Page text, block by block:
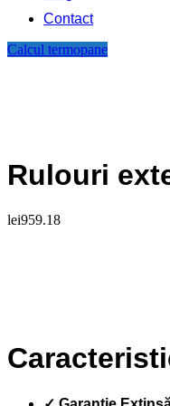
Contact
Calcul termopane
Rulouri
lei959.18